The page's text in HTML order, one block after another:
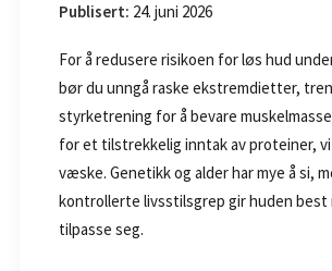
Publisert: 24. juni 2026
For å redusere risikoen for løs hud
bør du unngå raske ekstremdietter,
styrketrening for å bevare
for et tilstrekkelig inntak av proteiner,
væske. Genetikk og alder har mye å si,
kontrollerte livsstilsgrep gir huden best
tilpasse seg.